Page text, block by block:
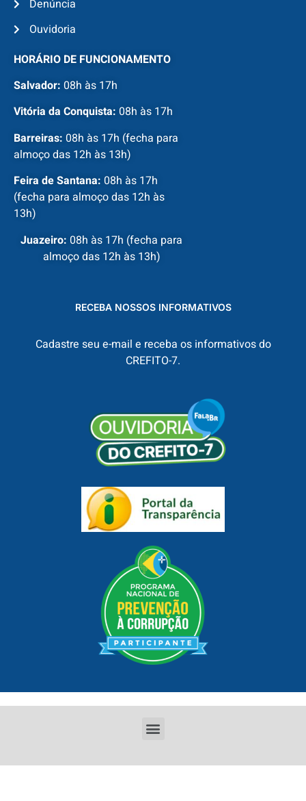
Denúncia
Ouvidoria
HORÁRIO DE FUNCIONAMENTO
Salvador: 08h às 17h
Vitória da Conquista: 08h às 17h
Barreiras: 08h às 17h (fecha para
almoço das 12h às 13h)
Feira de Santana: 08h às 17h
(fecha para almoço das 12h às
13h)
Juazeiro: 08h às 17h (fecha para
almoço das 12h às 13h)
RECEBA NOSSOS INFORMATIVOS
Cadastre seu e-mail e receba os informativos do
CREFITO-7.